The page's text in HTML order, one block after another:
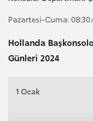
Pazartesi-Cuma:
Hollanda
Günleri 2024
1 Ocak
y
B
a
n